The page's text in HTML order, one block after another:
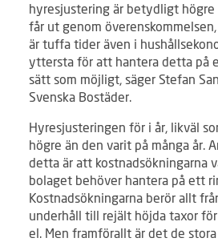
hyresjustering är betydligt
får ut genom
är tuffa tider även i
yttersta för att hantera detta på
sätt som möjligt, säger Stefan
Svenska Bostäder.
Hyresjusteringen för i år, likväl
högre än den varit på många år.
detta är att kostnadsökningarna
bolaget behöver hantera på ett
Kostnadsökningarna berör allt
underhåll till rejält höjda taxor
el. Men framförallt är det de